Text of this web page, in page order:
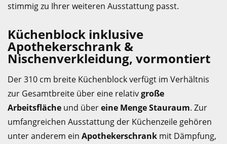
stimmig zu Ihrer weiteren Ausstattung passt.
Küchenblock inklusive
Apothekerschrank &
Nischenverkleidung, vormontiert
Der 310 cm breite Küchenblock verfügt im Verhältnis
zur Gesamtbreite über eine relativgroße
Arbeitsfläche und übereine Menge Stauraum. Zur
umfangreichen Ausstattung der Küchenzeile gehören
unter anderem ein Apothekerschrank mit Dämpfung,